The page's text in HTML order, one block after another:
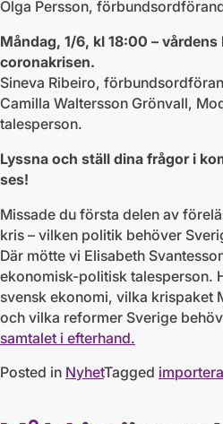
Olga Persson,
Måndag, 1/6, kl 18:00 –
coronakrisen.
Sineva Ribeiro,
Camilla Waltersson Grönvall,
talesperson.
Lyssna och ställ dina frågor i
ses!
Missade du första delen av
kris – vilken politik behöver
Där mötte vi Elisabeth
ekonomisk-politisk talesperson.
svensk ekonomi, vilka krispaket
och vilka reformer Sverige
samtalet i efterhand.
Posted in NyhetTagged